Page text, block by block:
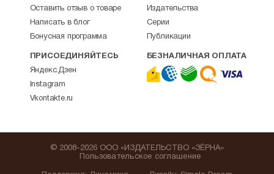
Оставить отзыв о товаре
Написать в блог
Бонусная программа
Издательства
Серии
Публикации
ПРИСОЕДИНЯЙТЕСЬ
Яндекс.Дзен
Instagram
Vkontakte.ru
БЕЗНАЛИЧНАЯ ОПЛАТА
© 2008-2026 ООО «ИЗДАТЕЛЬСТВО «ЗЁРНА»
Пользовательское соглашение